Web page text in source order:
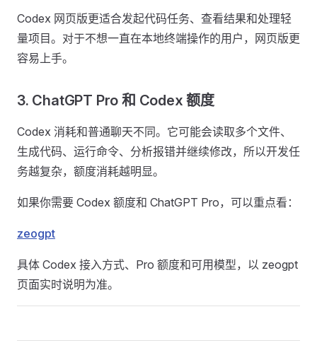
Codex 网页版更适合发起代码任务、查看结果和处理轻
量项目。对于不想一直在本地终端操作的用户，网页版更
容易上手。
3. ChatGPT Pro 和 Codex 额度
Codex 消耗和普通聊天不同。它可能会读取多个文件、
生成代码、运行命令、分析报错并继续修改，所以开发任
务越复杂，额度消耗越明显。
如果你需要 Codex 额度和 ChatGPT Pro，可以重点看：
zeogpt
具体 Codex 接入方式、Pro 额度和可用模型，以 zeogpt
页面实时说明为准。